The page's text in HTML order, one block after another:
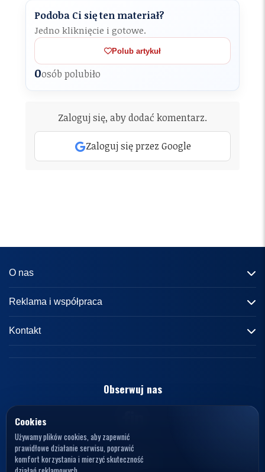
Podoba Ci się ten materiał?
Jedno kliknięcie i gotowe.
Polub artykuł
0osób polubiło
Zaloguj się, aby dodać komentarz.
Zaloguj się przez Google
O nas
Informacje o portalu
Reklama i współpraca
Reklama
Kontakt
kontakt@knews.pl
Polska
NIP: 7272595979
Obserwuj nas
Cookies
Używamy plików cookies, aby zapewnić
prawidłowe działanie serwisu, poprawić
komfort korzystania i mierzyć skuteczność